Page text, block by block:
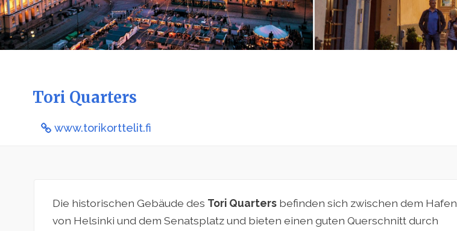
Tori Quarters
www.torikorttelit.fi
Die historischen Gebäude des Tori Quarters befinden sich zwischen dem Hafen
von Helsinki und dem Senatsplatz und bieten einen guten Querschnitt durch